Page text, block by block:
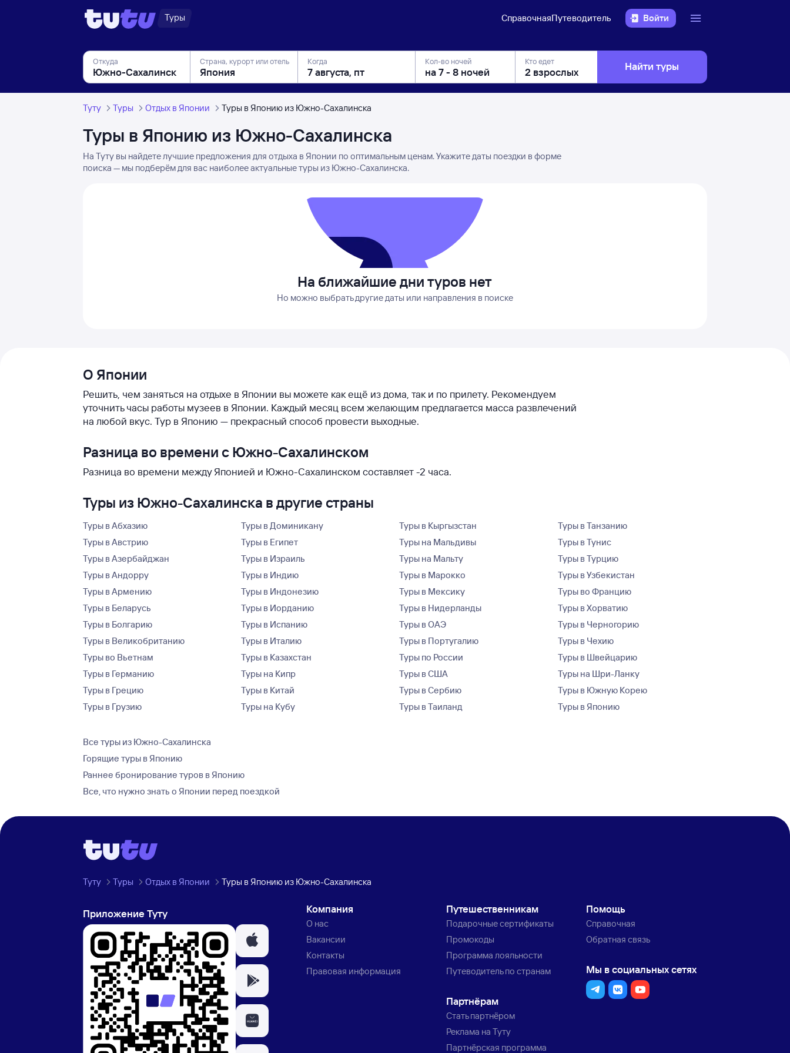
Туры СправочнаяПутеводитель Войти
Откуда Страна, курорт или отель Когда Кол-во ночей Кто едет Найти туры
Туту Туры Отдых в Японии Туры в Японию из Южно-Сахалинска
Туры в Японию из Южно-Сахалинска
На Туту вы найдете лучшие предложения для отдыха в Японии по оптимальным ценам. Укажите даты поездки в форме
поиска — мы подберём для вас наиболее актуальные туры из Южно-Сахалинска.
На ближайшие дни туров нет
Но можно выбрать другие даты или направления в поиске
О Японии
Решить, чем заняться на отдыхе в Японии вы можете как ещё из дома, так и по прилету. Рекомендуем
уточнить часы работы музеев в Японии. Каждый месяц всем желающим предлагается масса развлечений
на любой вкус. Тур в Японию — прекрасный способ провести выходные.
Разница во времени с Южно-Сахалинском
Разница во времени между Японией и Южно-Сахалинском составляет -2 часа.
Туры из Южно-Сахалинска в другие страны
Туры в Абхазию
Туры в Австрию
Туры в Азербайджан
Туры в Андорру
Туры в Армению
Туры в Беларусь
Туры в Болгарию
Туры в Великобританию
Туры во Вьетнам
Туры в Германию
Туры в Грецию
Туры в Грузию
Туры в Доминикану
Туры в Египет
Туры в Израиль
Туры в Индию
Туры в Индонезию
Туры в Иорданию
Туры в Испанию
Туры в Италию
Туры в Казахстан
Туры на Кипр
Туры в Китай
Туры на Кубу
Туры в Кыргызстан
Туры на Мальдивы
Туры на Мальту
Туры в Марокко
Туры в Мексику
Туры в Нидерланды
Туры в ОАЭ
Туры в Португалию
Туры по России
Туры в США
Туры в Сербию
Туры в Таиланд
Туры в Танзанию
Туры в Тунис
Туры в Турцию
Туры в Узбекистан
Туры во Францию
Туры в Хорватию
Туры в Черногорию
Туры в Чехию
Туры в Швейцарию
Туры на Шри-Ланку
Туры в Южную Корею
Туры в Японию
Все туры из Южно-Сахалинска
Горящие туры в Японию
Раннее бронирование туров в Японию
Все, что нужно знать о Японии перед поездкой
Туту Туры Отдых в Японии Туры в Японию из Южно-Сахалинска
Приложение Туту Компания
О нас
Вакансии
Контакты
Правовая информация
Путешественникам
Подарочные сертификаты
Промокоды
Программа лояльности
Путеводитель по странам
Партнёрам
Стать партнёром
Реклама на Туту
Партнёрская программа
Помощь
Справочная
Обратная связь
Мы в социальных сетях